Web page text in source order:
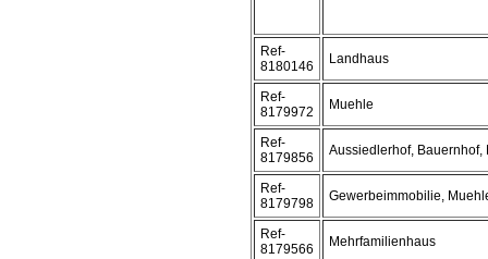
Ref-
8180146
Landhaus
Ref-
8179972
Muehle
Ref-
8179856
Aussiedlerhof, Bauernhof,
Ref-
8179798
Gewerbeimmobilie,
Ref-
8179566
Mehrfamilienhaus